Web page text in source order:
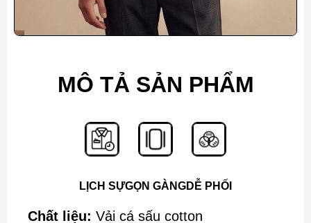
MÔ TẢ SẢN PHẨM
LỊCH SỰGỌN GÀNGDỄ PHỐI
Chất liệu: Vải cá sấu cotton